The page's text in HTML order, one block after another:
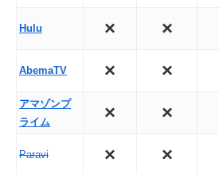
Hulu × ×
AbemaTV × ×
アマゾンプ
ライム
× ×
Paravi × ×